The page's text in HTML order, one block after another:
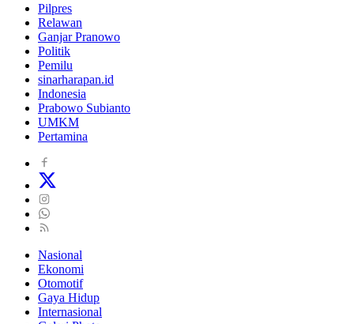
Pilpres
Relawan
Ganjar Pranowo
Politik
Pemilu
sinarharapan.id
Indonesia
Prabowo Subianto
UMKM
Pertamina
Nasional
Ekonomi
Otomotif
Gaya Hidup
Internasional